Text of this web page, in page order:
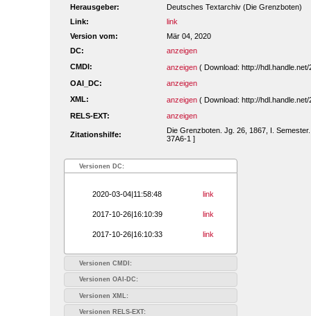
Herausgeber:
Deutsches Textarchiv (Die Grenzboten)
Link:
link
Version vom:
Mär 04, 2020
DC:
anzeigen
CMDI:
anzeigen ( Download: http://
OAI_DC:
anzeigen
XML:
anzeigen ( Download: http://
RELS-EXT:
anzeigen
Zitationshilfe:
Die Grenzboten. Jg. 26, 1867, I.
37A6-1 ]
Versionen DC:
2020-03-04|11:58:48 link
2017-10-26|16:10:39 link
2017-10-26|16:10:33 link
Versionen CMDI:
Versionen OAI-DC:
Versionen XML:
Versionen RELS-EXT: